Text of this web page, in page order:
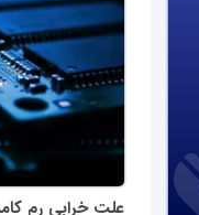
علت خرابی رم